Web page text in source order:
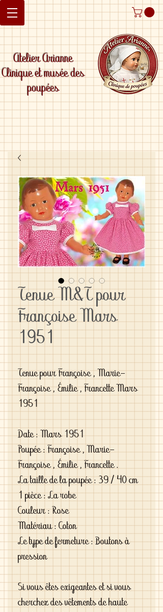
Atelier Arianne
Clinique et musée des
poupées
Tenue M&T pour
Françoise Mars
1951
Tenue pour Françoise , Marie-
Françoise , Émilie , Francette Mars
1951
Date : Mars 1951
Poupée : Françoise , Marie-
Françoise , Émilie , Francette .
La taille de la poupée : 39 / 40 cm
1 pièce : La robe
Couleur : Rose
Matériau : Coton
Le type de fermeture : Boutons à
pression
Si vous êtes exigeantes et si vous
cherchez des vêtements de haute